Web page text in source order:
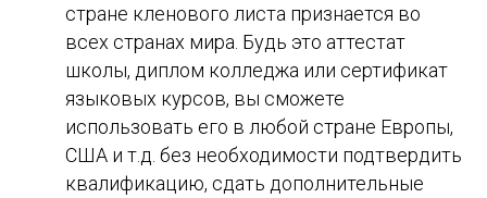
стране кленового листа признается во
всех странах мира. Будь это аттестат
школы, диплом колледжа или сертификат
языковых курсов, вы сможете
использовать его в любой стране Европы,
США и т.д. без необходимости подтвердить
квалификацию, сдать дополнительные